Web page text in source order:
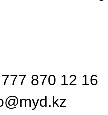
870 12 16